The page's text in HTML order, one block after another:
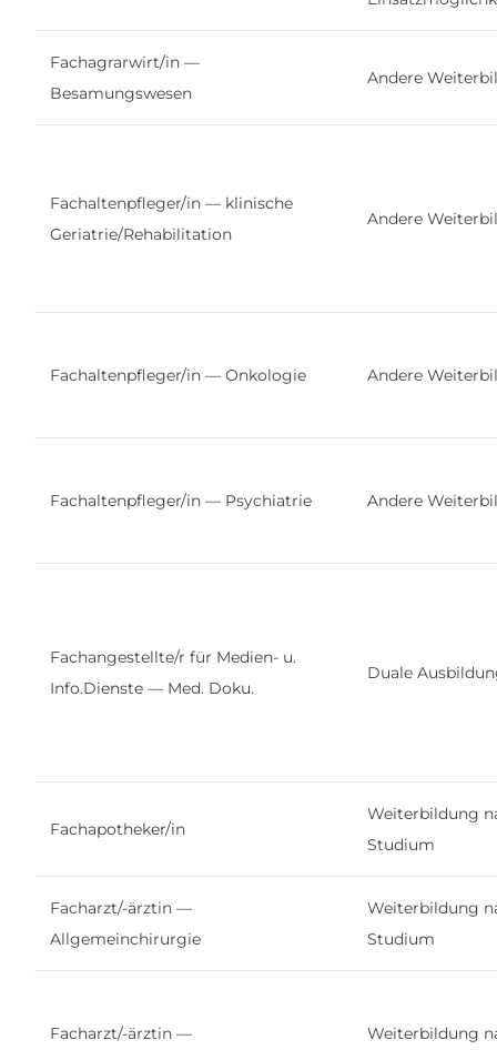
Fachagrarwirt/in —
Besamungswesen
Andere
Fachaltenpfleger/in — klinische
Geriatrie/Rehabilitation
Andere
Fachaltenpfleger/in — Onkologie Andere
Fachaltenpfleger/in — Psychiatrie Andere
Fachangestellte/r für Medien- u.
Info.Dienste — Med. Doku.
Duale
Fachapotheker/in
Weiterbildung
Studium
Facharzt/-ärztin —
Allgemeinchirurgie
Weiterbildung
Studium
Facharzt/-ärztin —
Weiterbildung